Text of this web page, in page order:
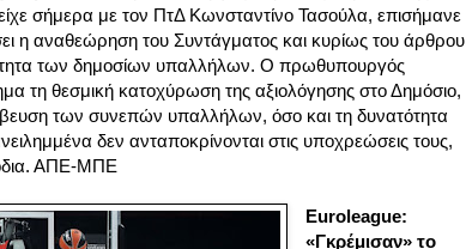
σήμερα με τον ΠτΔ Κωνσταντίνο Τασούλα, επισήμανε
η αναθεώρηση του Συντάγματος και κυρίως του άρθρου
των δημοσίων υπαλλήλων. Ο πρωθυπουργός
τη θεσμική κατοχύρωση της αξιολόγησης στο Δημόσιο,
των συνεπών υπαλλήλων, όσο και τη δυνατότητα
δεν ανταποκρίνονται στις υποχρεώσεις τους,
ΑΠΕ-ΜΠΕ
Euroleague:
«Γκρέμισαν» το